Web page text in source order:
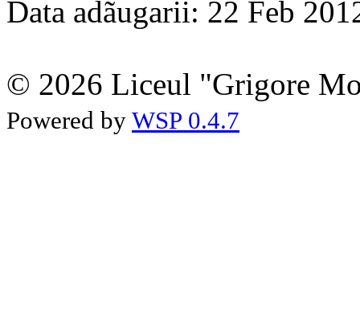
Data adãugarii: 22 Feb
© 2026 Liceul "Grigore
Powered by WSP 0.4.7